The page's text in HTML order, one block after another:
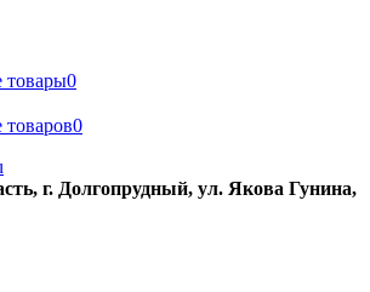
товары0
0
г. Долгопрудный, ул. Якова Гунина,